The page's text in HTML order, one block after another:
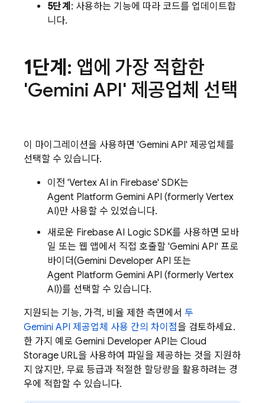
5단계 : 사용하는 기능에 따라 코드를 업데이트합
니다.
1단계 : 앱에 가장 적합한
'Gemini API' 제공업체 선택
이 마이그레이션을 사용하면 'Gemini API' 제공업체를
선택할 수 있습니다.
이전 'Vertex AI in Firebase' SDK는
Agent Platform Gemini API (formerly Vertex
AI)만 사용할 수 있었습니다.
새로운 Firebase AI Logic SDK를 사용하면 모바
일 또는 웹 앱에서 직접 호출할 'Gemini API' 프로
바이더(Gemini Developer API 또는
Agent Platform Gemini API (formerly Vertex
AI))를 선택할 수 있습니다.
지원되는 기능, 가격, 비율 제한 측면에서 두
Gemini API 제공업체 사용 간의 차이점을 검토하세요.
한 가지 예로 Gemini Developer API는 Cloud
Storage URL을 사용하여 파일을 제공하는 것을 지원하
지 않지만, 무료 등급과 적절한 할당량을 활용하려는 경
우에 적합할 수 있습니다.